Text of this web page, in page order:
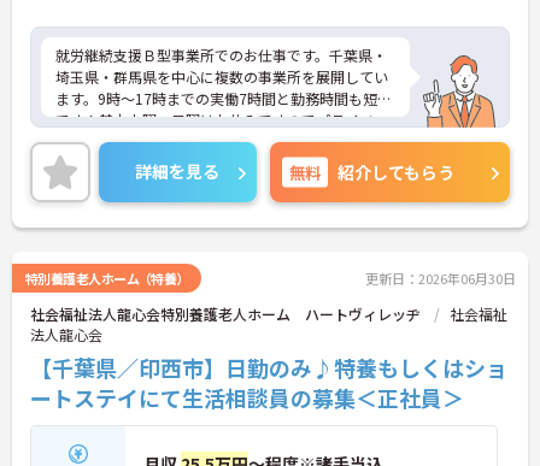
就労継続支援Ｂ型事業所でのお仕事です。千葉県・
埼玉県・群馬県を中心に複数の事業所を展開してい
ます。9時～17時までの実働7時間と勤務時間も短め
です！基本土曜・日曜はお休みですのでプライベー
トとのメリハリのある働き方が可能です。代表者や
エリアマネージャーがしっかりとサポートしますの
で、未経験でも安心して働けます。昇給・賞与制度
があり、頑張りがきちんと評価される職場です。ご
興味のある方には、面接対策ポイントなど、さらに
詳細を見る 無料 紹介してもらう
特別養護老人ホーム（特養） 更新日：2026年06月30日
社会福祉法人龍心会特別養護老人ホーム ハートヴィレッヂ
社会福祉
法人龍心会
【千葉県／印西市】日勤のみ♪特養もしくはショ
ートステイにて生活相談員の募集＜正社員＞